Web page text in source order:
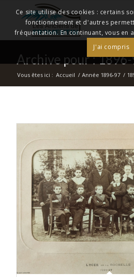
Archive pour :
Vous êtes ici : Accueil / Année 1896-97 /
Ce site utilise des cookies : certains
fonctionnement et d'autres
fréquentation. En continuant, vous en
J'ai compris